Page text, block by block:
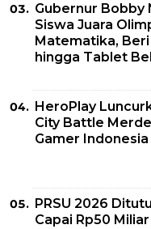
Gubernur Bobby
Siswa Juara
Matematika,
hingga Tablet
HeroPlay
City Battle
Gamer
PRSU 2026
Capai Rp50 Miliar